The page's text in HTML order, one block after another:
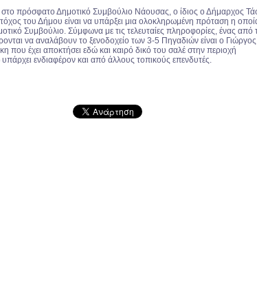
στο πρόσφατο Δημοτικό Συμβούλιο Νάουσας, ο ίδιος ο Δήμαρχος
του Δήμου είναι να υπάρξει μια ολοκληρωμένη πρόταση η
Συμβούλιο. Σύμφωνα με τις τελευταίες πληροφορίες, ένας από
να αναλάβουν το ξενοδοχείο των 3-5 Πηγαδιών είναι ο
που έχει αποκτήσει εδώ και καιρό δικό του σαλέ στην περιοχή
ενδιαφέρον και από άλλους τοπικούς επενδυτές.